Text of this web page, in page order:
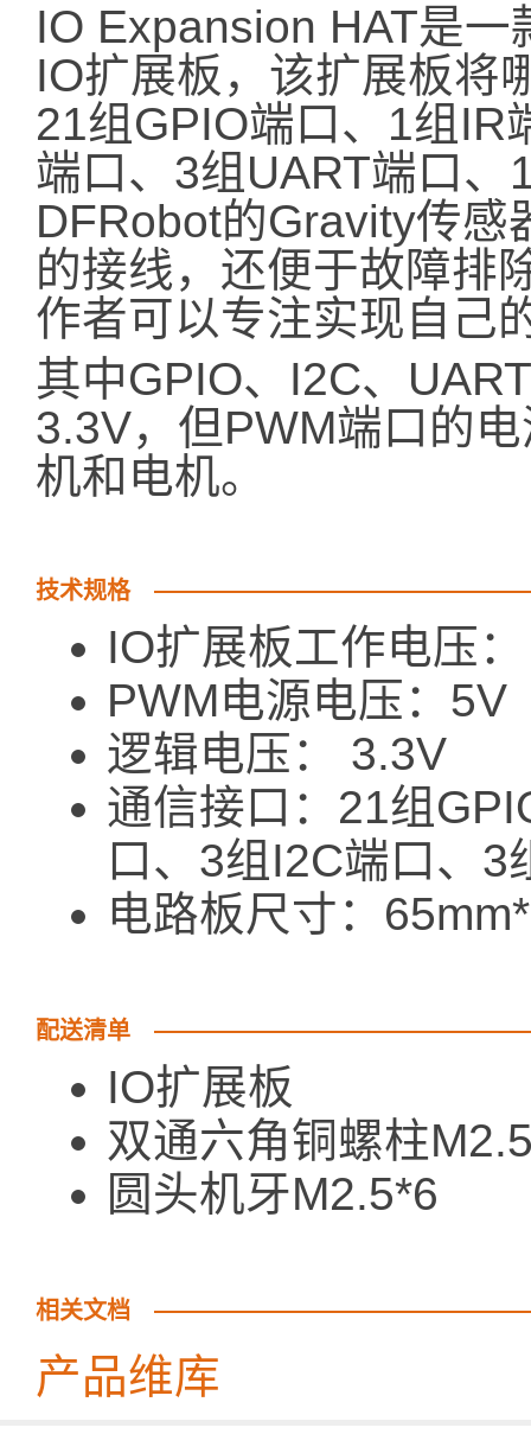
IO Expansion HAT是
IO扩展板，该扩展板将
21组GPIO端口、1组IR
端口、3组UART端口
DFRobot的Gravity传感
的接线，还便于故障排
作者可以专注实现自己
其中GPIO、I2C、
3.3V，但PWM端口的
机和电机。
技术规格
IO扩展板工作电压
PWM电源电压：5V
逻辑电压： 3.3V
通信接口：21组
口、3组I2C端口、
电路板尺寸：
配送清单
IO扩展
双通六角铜螺柱
圆头机牙
相关文档
产品维库